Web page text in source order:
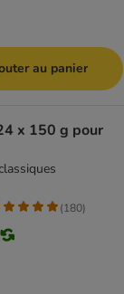
au panier
x 150 g pour
(180)